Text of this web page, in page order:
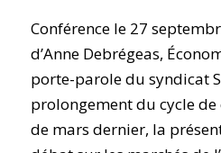
Conférence le 27
d’Anne Debrégeas,
porte-parole du syndicat
prolongement du cycle
de mars dernier, la